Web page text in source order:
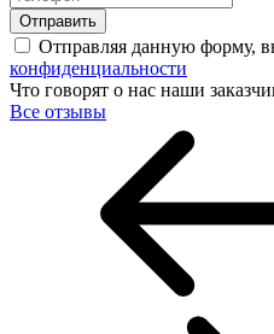
Отправить
Отправляя данную форму,
конфиденциальности
Что говорят о нас наши
Все отзывы